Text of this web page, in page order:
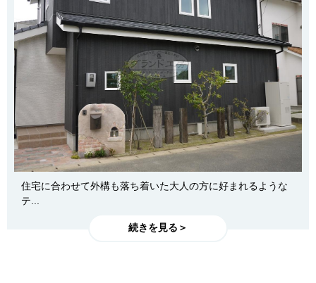
住宅に合わせて外構も落ち着いた大人の方に好まれるような
テ...
続きを見る＞